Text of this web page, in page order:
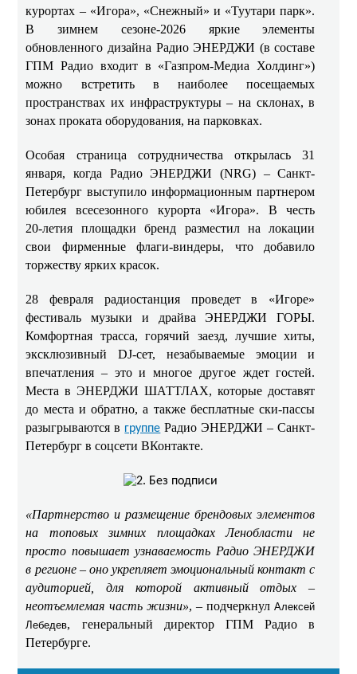
курортах – «Игора», «Снежный» и «Туутари парк».
В зимнем сезоне‑2026 яркие элементы
обновленного дизайна Радио ЭНЕРДЖИ (в составе
ГПМ Радио входит в «Газпром-Медиа Холдинг»)
можно встретить в наиболее посещаемых
пространствах их инфраструктуры – на склонах, в
зонах проката оборудования, на парковках.
Особая страница сотрудничества открылась 31
января, когда Радио ЭНЕРДЖИ (NRG) – Санкт-
Петербург выступило информационным партнером
юбилея всесезонного курорта «Игора». В честь
20‑летия площадки бренд разместил на локации
свои фирменные флаги‑виндеры, что добавило
торжеству ярких красок.
28 февраля радиостанция проведет в «Игоре»
фестиваль музыки и драйва ЭНЕРДЖИ ГОРЫ.
Комфортная трасса, горячий заезд, лучшие хиты,
эксклюзивный DJ-сет, незабываемые эмоции и
впечатления – это и многое другое ждет гостей.
Места в ЭНЕРДЖИ ШАТТЛАХ, которые доставят
до места и обратно, а также бесплатные ски-пассы
разыгрываются в группе Радио ЭНЕРДЖИ – Санкт-
Петербург в соцсети ВКонтакте.
«Партнерство и размещение брендовых элементов
на топовых зимних площадках Ленобласти не
просто повышает узнаваемость Радио ЭНЕРДЖИ
в регионе – оно укрепляет эмоциональный контакт с
аудиторией, для которой активный отдых –
неотъемлемая часть жизни», – подчеркнулАлексей
Лебедев, генеральный директор ГПМ Радио в
Петербурге.